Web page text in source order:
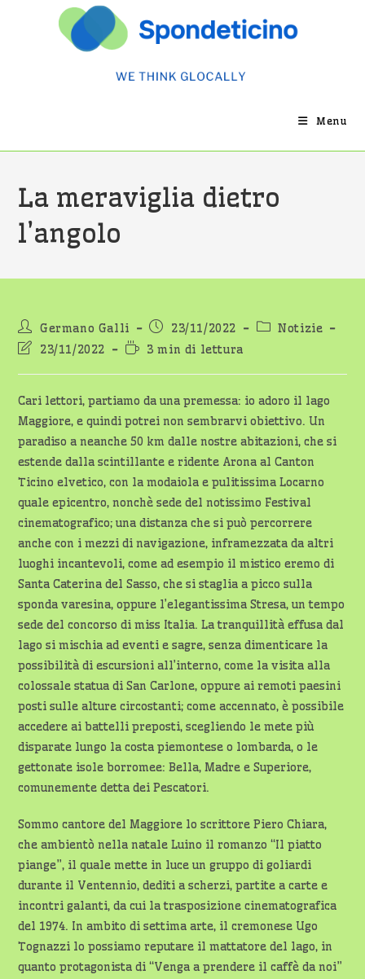
Menu
La meraviglia dietro
l’angolo
Autore
dell'articolo:
Germano Galli
Articolo
pubblicato:
23/11/2022
Categoria
Notizie
Ultima
dell'articolo:
23/11/2022
Tempo
lettura:
3 min di lettura
Cari lettori, partiamo da una premessa: io adoro il lago
Maggiore, e quindi potrei non sembrarvi obiettivo. Un
paradiso a neanche 50 km dalle nostre abitazioni, che si
estende dalla scintillante e ridente Arona al Canton
Ticino elvetico, con la modaiola e pulitissima Locarno
quale epicentro, nonchè sede del notissimo Festival
cinematografico; una distanza che si può percorrere
anche con i mezzi di navigazione, inframezzata da altri
luoghi incantevoli, come ad esempio il mistico eremo di
Santa Caterina del Sasso, che si staglia a picco sulla
sponda varesina, oppure l’elegantissima Stresa, un tempo
sede del concorso di miss Italia. La tranquillità effusa dal
lago si mischia ad eventi e sagre, senza dimenticare la
possibilità di escursioni all’interno, come la visita alla
colossale statua di San Carlone, oppure ai remoti paesini
posti sulle alture circostanti; come accennato, è possibile
accedere ai battelli preposti, scegliendo le mete più
disparate lungo la costa piemontese o lombarda, o le
gettonate isole borromee: Bella, Madre e Superiore,
comunemente detta dei Pescatori.
Sommo cantore del Maggiore lo scrittore Piero Chiara,
che ambientò nella natale Luino il romanzo “Il piatto
piange”, il quale mette in luce un gruppo di goliardi
durante il Ventennio, dediti a scherzi, partite a carte e
incontri galanti, da cui la trasposizione cinematografica
del 1974. In ambito di settima arte, il cremonese Ugo
Tognazzi lo possiamo reputare il mattatore del lago, in
quanto protagonista di “Venga a prendere il caffè da noi”